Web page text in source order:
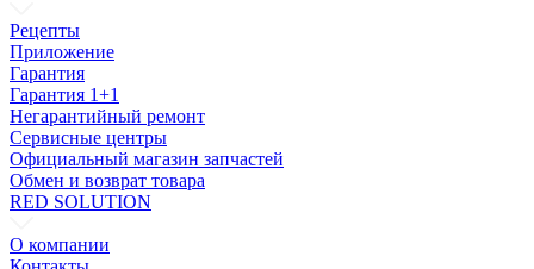
Рецепты
Приложение
Гарантия
Гарантия 1+1
Негарантийный ремонт
Сервисные центры
Официальный магазин запчастей
Обмен и возврат товара
RED SOLUTION
О компании